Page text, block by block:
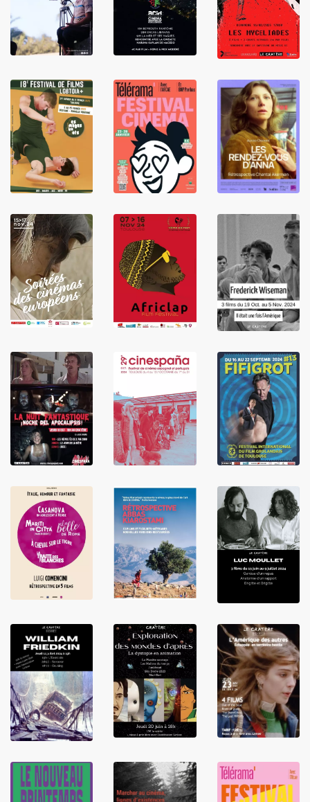
LIRE LIRE LIRE
LIRE LIRE LIRE
LIRE
LIRE
LIRE
LIRE LIRE LIRE
LIRE LIRE LIRE
LIRE LIRE LIRE